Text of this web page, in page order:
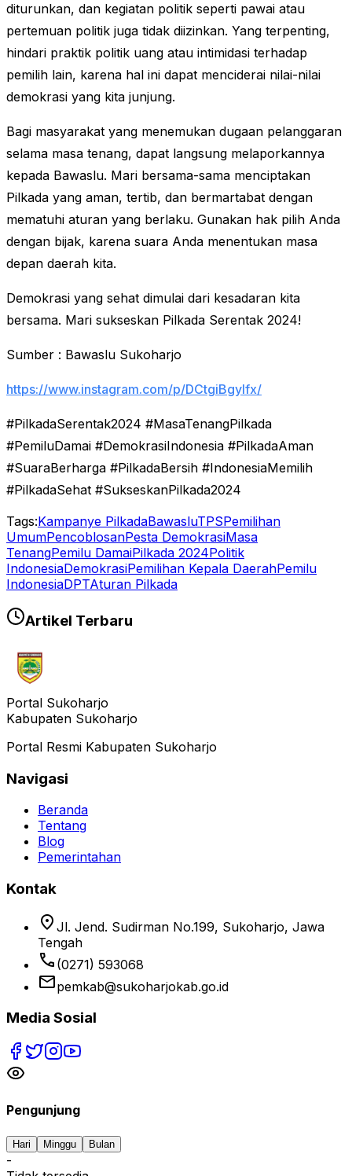
diturunkan, dan kegiatan politik seperti pawai atau
pertemuan politik juga tidak diizinkan. Yang terpenting,
hindari praktik politik uang atau intimidasi terhadap
pemilih lain, karena hal ini dapat menciderai nilai-nilai
demokrasi yang kita junjung.
Bagi masyarakat yang menemukan dugaan pelanggaran
selama masa tenang, dapat langsung melaporkannya
kepada Bawaslu. Mari bersama-sama menciptakan
Pilkada yang aman, tertib, dan bermartabat dengan
mematuhi aturan yang berlaku. Gunakan hak pilih Anda
dengan bijak, karena suara Anda menentukan masa
depan daerah kita.
Demokrasi yang sehat dimulai dari kesadaran kita
bersama. Mari sukseskan Pilkada Serentak 2024!
Sumber : Bawaslu Sukoharjo
https://www.instagram.com/p/DCtgiBgylfx/
#PilkadaSerentak2024 #MasaTenangPilkada
#PemiluDamai #DemokrasiIndonesia #PilkadaAman
#SuaraBerharga #PilkadaBersih #IndonesiaMemilih
#PilkadaSehat #SukseskanPilkada2024
Tags:Kampanye PilkadaBawasluTPSPemilihan
UmumPencoblosanPesta DemokrasiMasa
TenangPemilu DamaiPilkada 2024Politik
IndonesiaDemokrasiPemilihan Kepala DaerahPemilu
IndonesiaDPTAturan Pilkada
Artikel Terbaru
Portal Sukoharjo
Kabupaten Sukoharjo
Portal Resmi Kabupaten Sukoharjo
Navigasi
Beranda
Tentang
Blog
Pemerintahan
Kontak
location_on Jl. Jend. Sudirman No.199, Sukoharjo, Jawa
Tengah
phone (0271) 593068
emailpemkab@sukoharjokab.go.id
Media Sosial
Pengunjung
Hari Minggu Bulan
-